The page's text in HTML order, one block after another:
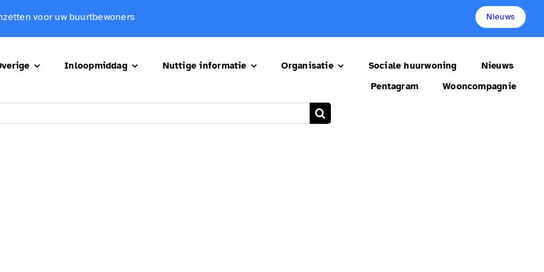
voor uw buurtbewoners Nieuws
Inloopmiddag Nuttige informatie Organisatie Sociale huurwoning
Nieuws
Pentagram
Wooncompagnie